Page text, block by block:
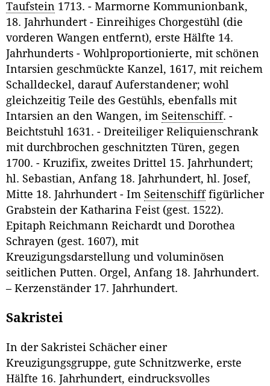
Taufstein 1713. - Marmorne Kommunionbank,
18. Jahrhundert - Einreihiges Chorgestühl (die
vorderen Wangen entfernt), erste Hälfte 14.
Jahrhunderts - Wohlproportionierte, mit schönen
Intarsien geschmückte Kanzel, 1617, mit reichem
Schalldeckel, darauf Auferstandener; wohl
gleichzeitig Teile des Gestühls, ebenfalls mit
Intarsien an den Wangen, im Seitenschiff. -
Beichtstuhl 1631. - Dreiteiliger Reliquienschrank
mit durchbrochen geschnitzten Türen, gegen
1700. - Kruzifix, zweites Drittel 15. Jahrhundert;
hl. Sebastian, Anfang 18. Jahrhundert, hl. Josef,
Mitte 18. Jahrhundert - Im Seitenschifffigürlicher
Grabstein der Katharina Feist (gest. 1522).
Epitaph Reichmann Reichardt und Dorothea
Schrayen (gest. 1607), mit
Kreuzigungsdarstellung und voluminösen
seitlichen Putten. Orgel, Anfang 18. Jahrhundert.
– Kerzenständer 17. Jahrhundert.
Sakristei
In der Sakristei Schächer einer
Kreuzigungsgruppe, gute Schnitzwerke, erste
Hälfte 16. Jahrhundert, eindrucksvolles